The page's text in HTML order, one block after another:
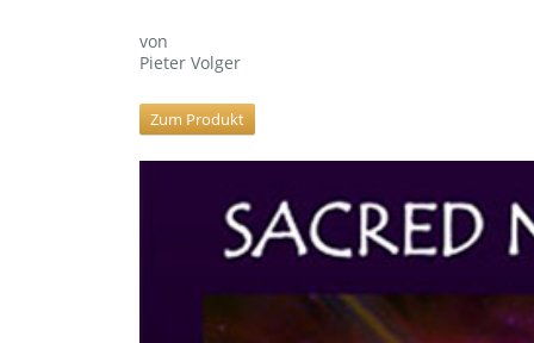
von
Pieter Volger
Zum Produkt